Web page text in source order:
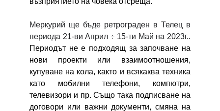
Меркурий ще бъде ретрограден в Телец в
периода 21-ви Април ÷ 15-ти Май на 2023г..
Периодът не е подходящ за започване на
нови проекти или взаимоотношения,
купуване на кола, както и всякаква техника
като мобилни телефони, компютри,
телевизори и пр. Също така подписване на
договори или важни документи, смяна на